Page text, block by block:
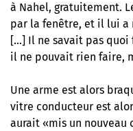
à Nahel, gratuitement.
par la fenêtre, et il lui a
[…] Il ne savait pas
il ne pouvait rien faire,
Une arme est alors
vitre conducteur est
aurait «mis un nouveau